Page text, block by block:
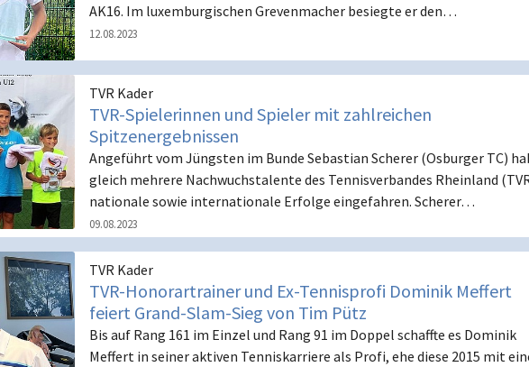
AK16. Im luxemburgischen Grevenmacher besiegte er den…
12.08.2023
TVR Kader
TVR-Spielerinnen und Spieler mit zahlreichen
Spitzenergebnissen
Angeführt vom Jüngsten im Bunde Sebastian Scherer (Osburger TC)
gleich mehrere Nachwuchstalente des Tennisverbandes Rheinland
nationale sowie internationale Erfolge eingefahren. Scherer…
09.08.2023
TVR Kader
TVR-Honorartrainer und Ex-Tennisprofi Dominik Meffert
feiert Grand-Slam-Sieg von Tim Pütz
Bis auf Rang 161 im Einzel und Rang 91 im Doppel schaffte es Dominik
Meffert in seiner aktiven Tenniskarriere als Profi, ehe diese 2015 mit